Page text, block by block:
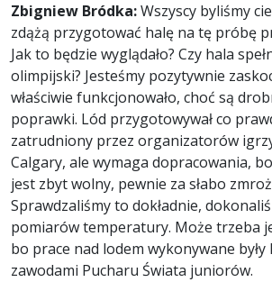
Zbigniew Bródka:Wszyscy byliśmy
zdążą przygotować halę na tę próbę
Jak to będzie wyglądało? Czy hala
olimpijski? Jesteśmy pozytywnie
właściwie funkcjonowało, choć są
poprawki. Lód przygotowywał co
zatrudniony przez organizatorów
Calgary, ale wymaga dopracowania,
jest zbyt wolny, pewnie za słabo
Sprawdzaliśmy to dokładnie,
pomiarów temperatury. Może trzeba
bo prace nad lodem wykonywane
zawodami Pucharu Świata juniorów.